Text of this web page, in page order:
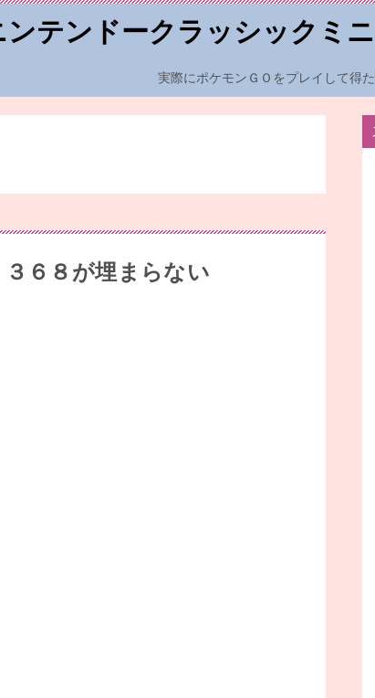
テンドークラッシックミニ
実際にポケモンＧＯをプレイして得
６８が埋まらない